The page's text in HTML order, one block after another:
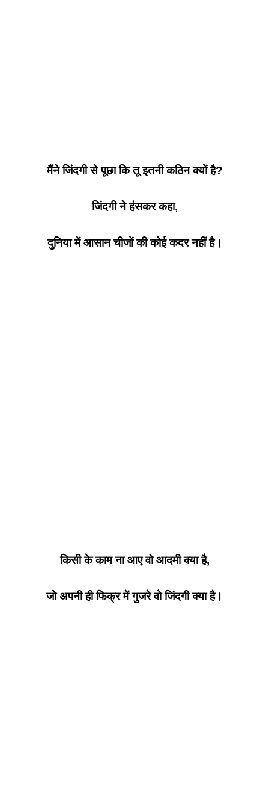
मैंने जिंदगी से पूछा कि तू इतनी कठिन क्यों है?
जिंदगी ने हंसकर कहा,
दुनिया में आसान चीजों की कोई कदर नहीं है।
किसी के काम ना आए वो आदमी क्या है,
जो अपनी ही फिक्र में गुजरे वो जिंदगी क्या है।